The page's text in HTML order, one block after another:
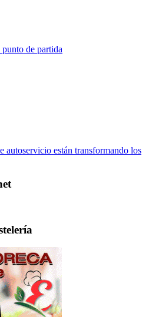
de partida
autoservicio están transformando los